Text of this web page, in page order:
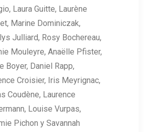
Laura Guitte, Laurène
Marine Dominiczak,
Julliard, Rosy Bochereau,
Mouleyre, Anaëlle Pfister,
Boyer, Daniel Rapp,
Croisier, Iris Meyrignac,
Coudène, Laurence
Louise Vurpas,
Pichon y Savannah